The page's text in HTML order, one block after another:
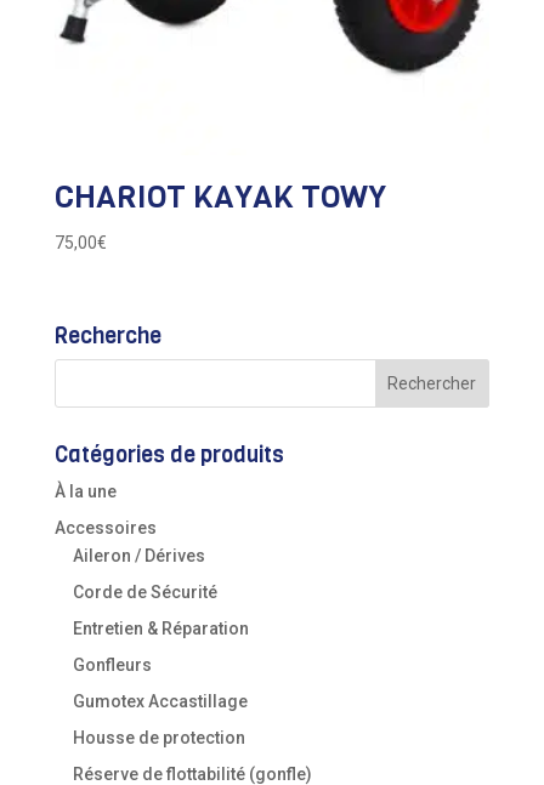
CHARIOT KAYAK TOWY
75,00€
Recherche
Catégories de produits
À la une
Accessoires
Aileron / Dérives
Corde de Sécurité
Entretien & Réparation
Gonfleurs
Gumotex Accastillage
Housse de protection
Réserve de flottabilité (gonfle)